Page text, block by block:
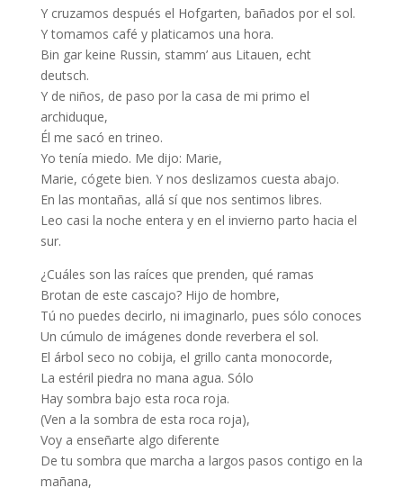
Y cruzamos después el Hofgarten, bañados por el sol.
Y tomamos café y platicamos una hora.
Bin gar keine Russin, stamm’ aus Litauen, echt
deutsch.
Y de niños, de paso por la casa de mi primo el
archiduque,
Él me sacó en trineo.
Yo tenía miedo. Me dijo: Marie,
Marie, cógete bien. Y nos deslizamos cuesta abajo.
En las montañas, allá sí que nos sentimos libres.
Leo casi la noche entera y en el invierno parto hacia el
sur.
¿Cuáles son las raíces que prenden, qué ramas
Brotan de este cascajo? Hijo de hombre,
Tú no puedes decirlo, ni imaginarlo, pues sólo conoces
Un cúmulo de imágenes donde reverbera el sol.
El árbol seco no cobija, el grillo canta monocorde,
La estéril piedra no mana agua. Sólo
Hay sombra bajo esta roca roja.
(Ven a la sombra de esta roca roja),
Voy a enseñarte algo diferente
De tu sombra que marcha a largos pasos contigo en la
mañana,